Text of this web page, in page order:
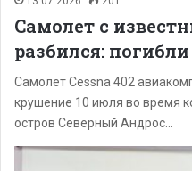
Самолет с
разбился:
Самолет Cessna 402
крушение 10 июля во время
остров Северный Андрос…